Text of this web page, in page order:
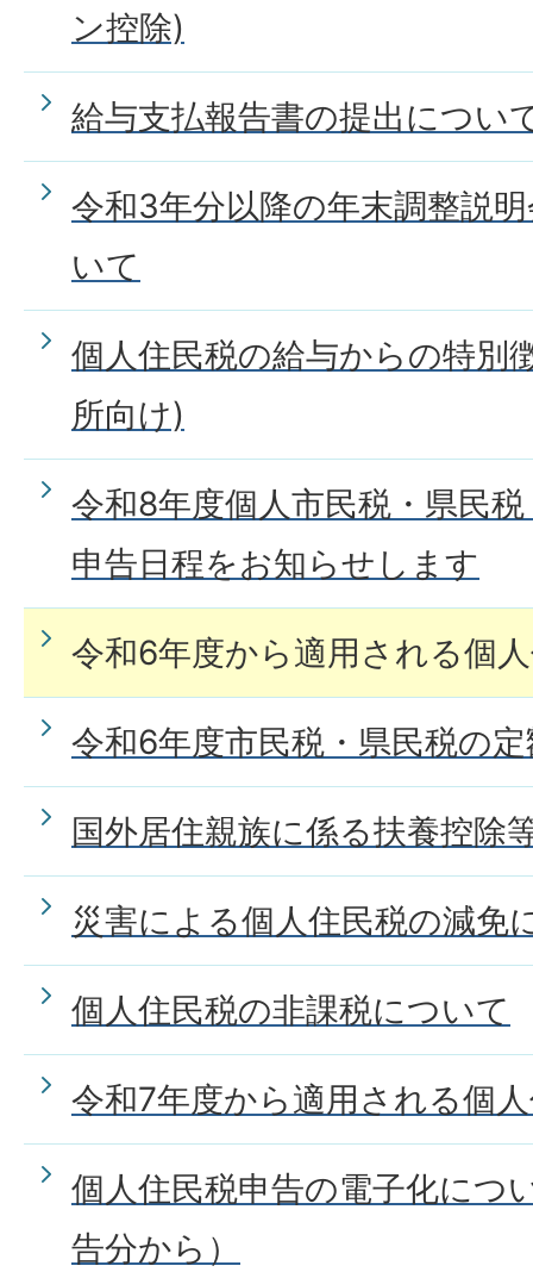
ン控除)
給与支払報告書の提出につい
令和3年分以降の年末調整説
いて
個人住民税の給与からの特別
所向け)
令和8年度個人市民税・県民
申告日程をお知らせします
令和6年度から適用される個
令和6年度市民税・県民税の
国外居住親族に係る扶養控除
災害による個人住民税の減免
個人住民税の非課税について
令和7年度から適用される個
個人住民税申告の電子化につ
告分から）